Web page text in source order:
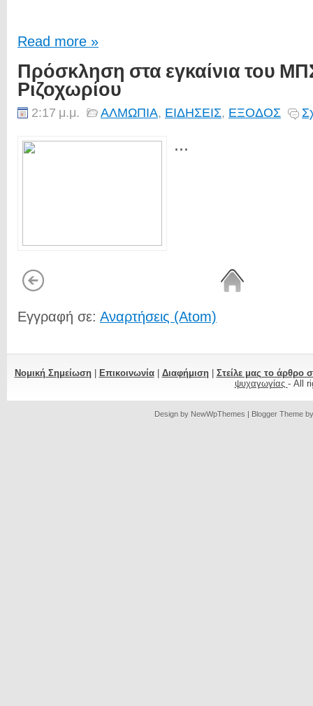
Read more »
Πρόσκληση στα εγκαίνια του
Ριζοχωρίου
2:17 μ.μ. ΑΛΜΩΠΙΑ, ΕΙΔΗΣΕΙΣ, ΕΞΟΔΟΣ
...
Εγγραφή σε: Αναρτήσεις (Atom)
Νομική Σημείωση| Επικοινωνία| Διαφήμιση| Στείλε μας το άρθρο
ψυχαγωγίας - All
Design by NewWpThemes | Blogger Theme